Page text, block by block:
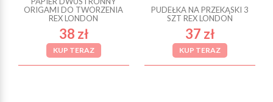
ORIGAMI DO TWORZENIA
REX LONDON
38 zł
KUP TERAZ
PUDEŁKA NA PRZEKĄSKI 3
SZT REX LONDON
37 zł
KUP TERAZ